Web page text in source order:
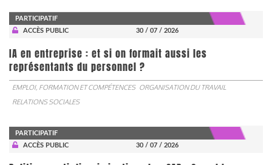
PARTICIPATIF
ACCÈS PUBLIC
30 / 07 / 2026
IA en entreprise : et si on formait aussi les
représentants du personnel ?
EMPLOI, FORMATION ET COMPÉTENCES ORGANISATION DU TRAVAIL
RELATIONS SOCIALES
PARTICIPATIF
ACCÈS PUBLIC
30 / 07 / 2026